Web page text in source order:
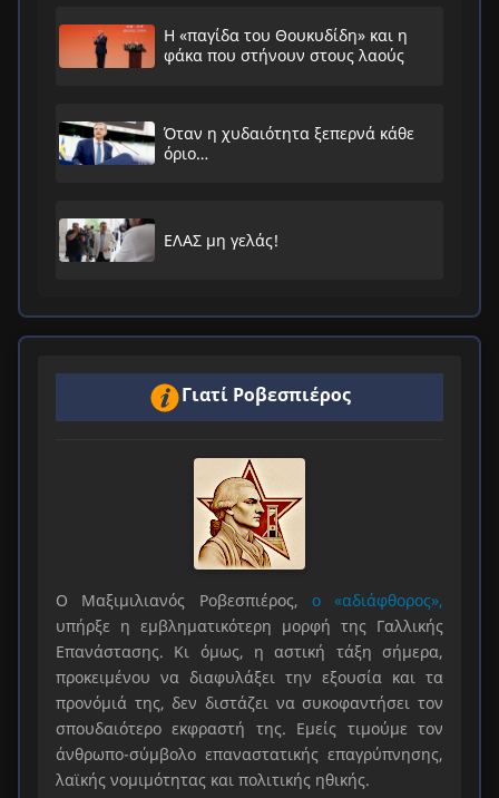
Η «παγίδα του Θουκυδίδη» και η
φάκα που στήνουν στους λαούς
Όταν η χυδαιότητα ξεπερνά κάθε
όριο…
ΕΛΑΣ μη γελάς!
Γιατί Ροβεσπιέρος
Ο Μαξιμιλιανός Ροβεσπιέρος, ο «αδιάφθορος»,
υπήρξε η εμβληματικότερη μορφή της Γαλλικής
Επανάστασης. Κι όμως, η αστική τάξη σήμερα,
προκειμένου να διαφυλάξει την εξουσία και τα
προνόμιά της, δεν διστάζει να συκοφαντήσει τον
σπουδαιότερο εκφραστή της. Εμείς τιμούμε τον
άνθρωπο-σύμβολο επαναστατικής επαγρύπνησης,
λαϊκής νομιμότητας και πολιτικής ηθικής.